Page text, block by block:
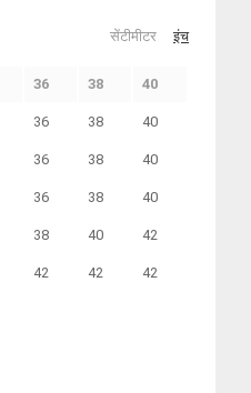
सेंटीमीटर इंच
36 38 40
36 38 40
36 38 40
36 38 40
38 40 42
42 42 42